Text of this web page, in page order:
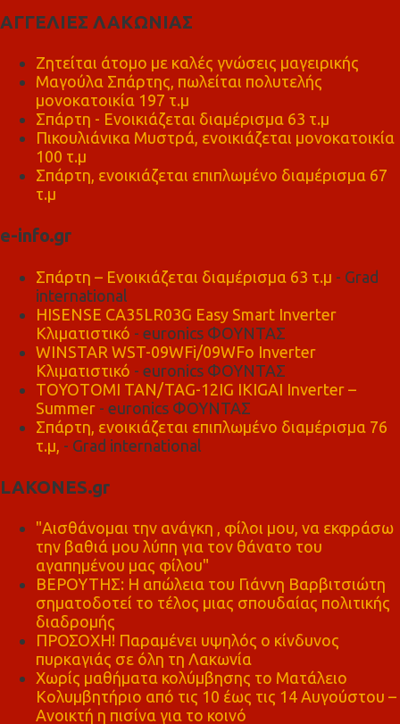
ΑΓΓΕΛΙΕΣ ΛΑΚΩΝΙΑΣ
Ζητείται άτομο με καλές γνώσεις μαγειρικής
Μαγούλα Σπάρτης, πωλείται πολυτελής
μονοκατοικία 197 τ.μ
Σπάρτη - Ενοικιάζεται διαμέρισμα 63 τ.μ
Πικουλιάνικα Μυστρά, ενοικιάζεται μονοκατοικία
100 τ.μ
Σπάρτη, ενοικιάζεται επιπλωμένο διαμέρισμα 67
τ.μ
e-info.gr
Σπάρτη – Ενοικιάζεται διαμέρισμα 63 τ.μ - Grad
international
HISENSE CA35LR03G Easy Smart Inverter
Κλιματιστικό - euronics ΦΟΥΝΤΑΣ
WINSTAR WST-09WFi/09WFo Inverter
Κλιματιστικό - euronics ΦΟΥΝΤΑΣ
TOYOTOMI TAN/TAG-12IG IKIGAI Inverter –
Summer - euronics ΦΟΥΝΤΑΣ
Σπάρτη, ενοικιάζεται επιπλωμένο διαμέρισμα 76
τ.μ, - Grad international
LAKONES.gr
"Αισθάνομαι την ανάγκη , φίλοι μου, να εκφράσω
την βαθιά μου λύπη για τον θάνατο του
αγαπημένου μας φίλου"
ΒΕΡΟΥΤΗΣ: Η απώλεια του Γιάννη Βαρβιτσιώτη
σηματοδοτεί το τέλος μιας σπουδαίας πολιτικής
διαδρομής
ΠΡΟΣΟΧΗ! Παραμένει υψηλός ο κίνδυνος
πυρκαγιάς σε όλη τη Λακωνία
Χωρίς μαθήματα κολύμβησης το Ματάλειο
Κολυμβητήριο από τις 10 έως τις 14 Αυγούστου –
Ανοικτή η πισίνα για το κοινό